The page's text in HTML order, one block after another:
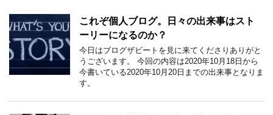
これぞ個人ブログ。日々の出来事はスト
ーリーになるのか？
今日はブログザビートを見に来てくださりありがと
うございます。 今回の内容は2020年10月18日から
今書いている2020年10月20日までの出来事となりま
す。